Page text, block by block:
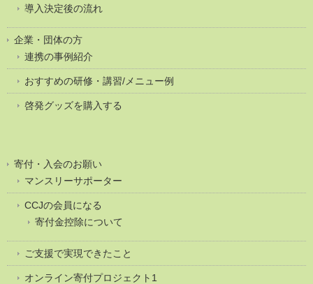
導入決定後の流れ
企業・団体の方
連携の事例紹介
おすすめの研修・講習/メニュー例
啓発グッズを購入する
寄付・入会のお願い
マンスリーサポーター
CCJの会員になる
寄付金控除について
ご支援で実現できたこと
オンライン寄付プロジェクト1